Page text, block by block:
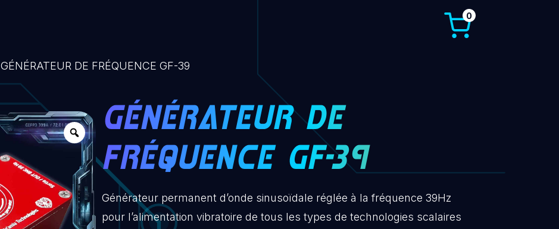
0
GÉNÉRATEUR DE FRÉQUENCE GF-39
GÉNÉRATEUR DE
FRÉQUENCE GF-39
Générateur permanent d’onde sinusoïdale réglée à la fréquence 39Hz
pour l’alimentation vibratoire de tous les types de technologies scalaires